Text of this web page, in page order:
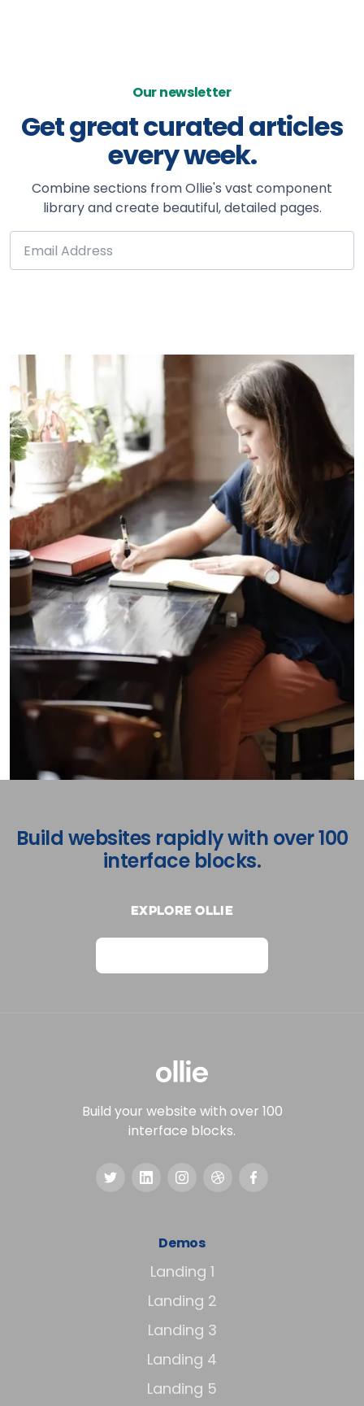
Our newsletter
Get great curated articles
every week.
Combine sections from Ollie's vast component
library and create beautiful, detailed pages.
Build websites rapidly with over 100
interface blocks.
Explore Ollie
Build your website with over 100
interface blocks.
Demos
Landing 1
Landing 2
Landing 3
Landing 4
Landing 5